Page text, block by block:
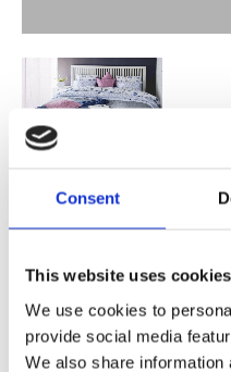
Consent
This website uses cookies
We use cookies to
provide social media
We also share
609,00KR
Lägg till i favoriter
BEVAKA